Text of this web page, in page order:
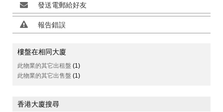
發送電郵給好友
報告錯誤
樓盤在相同大廈
此物業的其它出租盤 (1)
此物業的其它出售盤 (1)
香港大廈搜尋